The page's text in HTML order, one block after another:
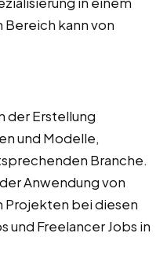
kann von
der Erstellung
und Modelle,
Branche.
Anwendung von
Projekten bei diesen
und Freelancer Jobs in